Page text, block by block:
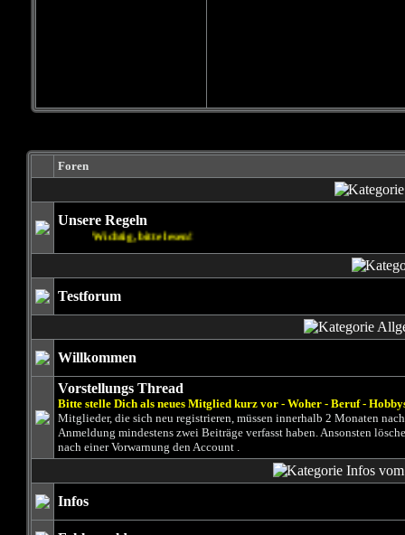
Foren
Unsere Regeln
Wichtig, bitte lesen!
Testforum
Willkommen
Vorstellungs Thread
Bitte stelle Dich als neues Mitglied kurz vor - Woher - Beruf -
Mitglieder, die sich neu registrieren, müssen innerhalb 2 Monaten
Anmeldung mindestens zwei Beiträge verfasst haben. Ansonsten
nach einer Vorwarnung den Account .
Infos